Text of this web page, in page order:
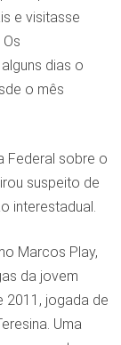
e visitasse
dias o
o mês
Federal sobre o
suspeito de
interestadual.
Marcos Play,
da jovem
2011, jogada de
Uma